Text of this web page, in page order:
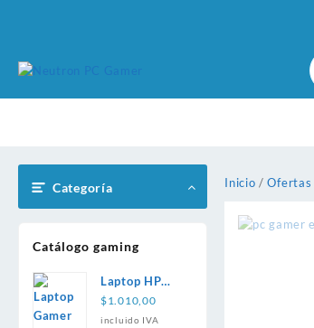
Categoría
Catálogo gaming
Laptop HP
Victus 15 i5
13420H
$1.010,00
incluido IVA
Inicio /Ofertas